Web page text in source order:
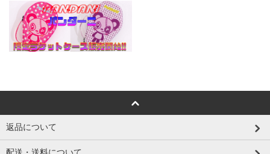
返品について
配送・送料について